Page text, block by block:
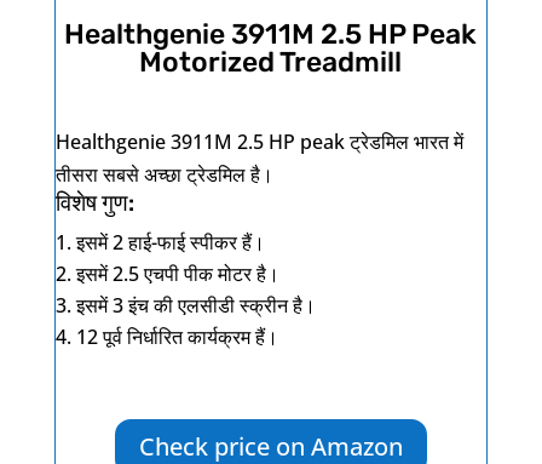
Healthgenie 3911M 2.5 HP Peak
Motorized Treadmill
Healthgenie 3911M 2.5 HP peakट्रेडमिल भारत में
तीसरा सबसे अच्छा ट्रेडमिल है।
विशेष गुण:
इसमें2हाई-फाई स्पीकर हैं।
इसमें2.5एचपी पीक मोटर है।
इसमें3इंच की एलसीडी स्क्रीन है।
12पूर्व निर्धारित कार्यक्रम हैं।
Check price on Amazon